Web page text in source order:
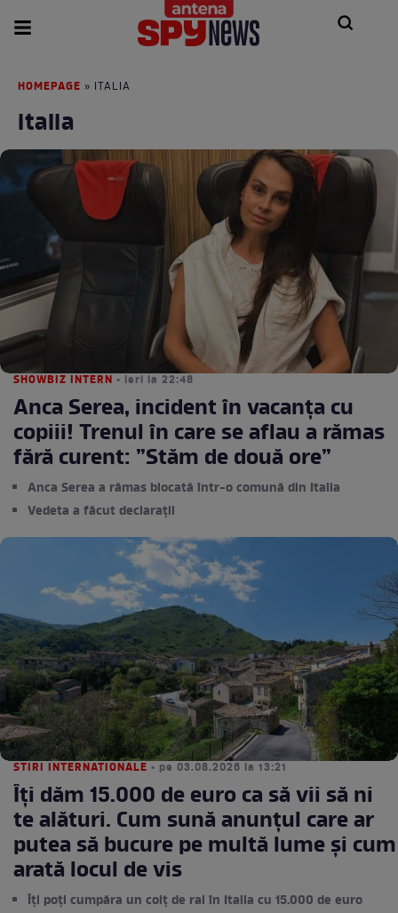
HOMEPAGE » ITALIA
italia
SHOWBIZ INTERN • ieri la 22:48
Anca Serea, incident în vacanța cu
copiii! Trenul în care se aflau a rămas
fără curent: ”Stăm de două ore”
Anca Serea a rămas blocată într-o comună din Italia
Vedeta a făcut declarații
STIRI INTERNATIONALE • pe 03.08.2026 la 13:21
Îți dăm 15.000 de euro ca să vii să ni
te alături. Cum sună anunțul care ar
putea să bucure pe multă lume și cum
arată locul de vis
Îți poți cumpăra un colț de rai în Italia cu 15.000 de euro